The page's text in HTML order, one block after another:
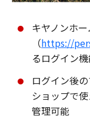
キヤノンホ
（https://
るログイン
ログイン後
ショップで
管理可能